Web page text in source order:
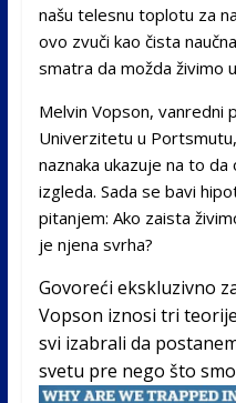
našu telesnu toplotu za
ovo zvuči kao čista
smatra da možda živimo
Melvin Vopson, vanredni
Univerzitetu u
naznaka ukazuje na to
izgleda. Sada se bavi
pitanjem: Ako zaista
je njena svrha?
Govoreći ekskluzivno
Vopson iznosi tri
svi izabrali da
svetu pre nego što